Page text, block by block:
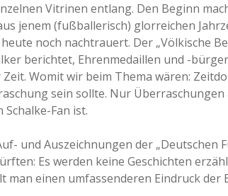
Vitrinen entlang. Den Beginn
jenem (fußballerisch) glorreichen
noch nachtrauert. Der „Völkische
berichtet, Ehrenmedaillen und -
Womit wir beim Thema wären:
sein sollte. Nur
Fan ist.
und Auszeichnungen der „Deutschen
Es werden keine Geschichten
man einen umfassenderen Eindruck der